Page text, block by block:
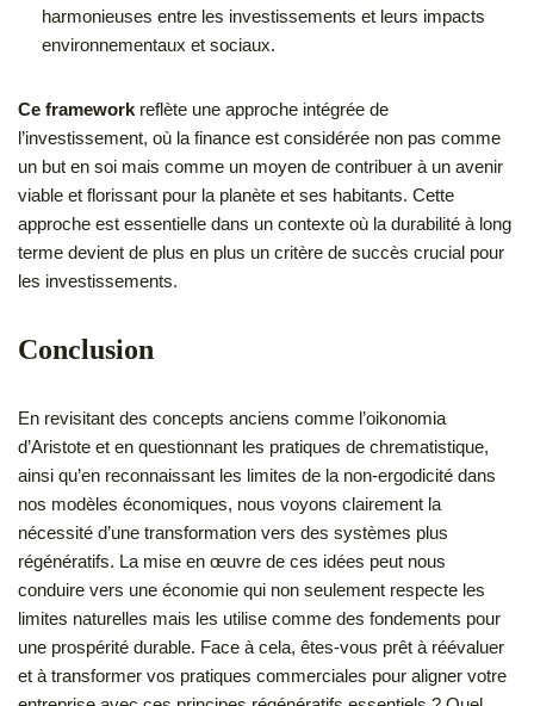
harmonieuses entre les investissements et leurs impacts
environnementaux et sociaux.
Ce framework reflète une approche intégrée de
l’investissement, où la finance est considérée non pas comme
un but en soi mais comme un moyen de contribuer à un avenir
viable et florissant pour la planète et ses habitants. Cette
approche est essentielle dans un contexte où la durabilité à long
terme devient de plus en plus un critère de succès crucial pour
les investissements.
Conclusion
En revisitant des concepts anciens comme l’oikonomia
d’Aristote et en questionnant les pratiques de chrematistique,
ainsi qu’en reconnaissant les limites de la non-ergodicité dans
nos modèles économiques, nous voyons clairement la
nécessité d’une transformation vers des systèmes plus
régénératifs. La mise en œuvre de ces idées peut nous
conduire vers une économie qui non seulement respecte les
limites naturelles mais les utilise comme des fondements pour
une prospérité durable. Face à cela, êtes-vous prêt à réévaluer
et à transformer vos pratiques commerciales pour aligner votre